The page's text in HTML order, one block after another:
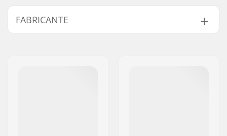
Apropriado para:
All Mountain
Gênero:
Unisex
FABRICANTE